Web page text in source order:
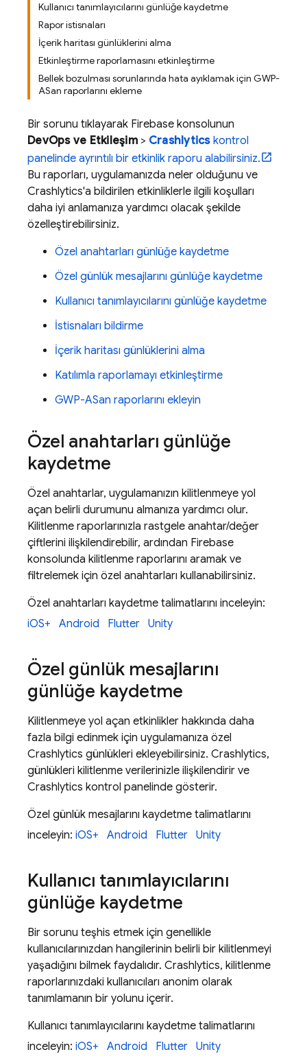
Kullanıcı tanımlayıcılarını günlüğe kaydetme
Rapor istisnaları
İçerik haritası günlüklerini alma
Etkinleştirme raporlamasını etkinleştirme
Bellek bozulması sorunlarında hata ayıklamak için GWP-
ASan raporlarını ekleme
Bir sorunu tıklayarak Firebase konsolunun
DevOps ve Etkileşim> Crashlyticskontrol
panelinde ayrıntılı bir etkinlik raporu alabilirsiniz.
Bu raporları, uygulamanızda neler olduğunu ve
Crashlytics'a bildirilen etkinliklerle ilgili koşulları
daha iyi anlamanıza yardımcı olacak şekilde
özelleştirebilirsiniz.
Özel anahtarları günlüğe kaydetme
Özel günlük mesajlarını günlüğe kaydetme
Kullanıcı tanımlayıcılarını günlüğe kaydetme
İstisnaları bildirme
İçerik haritası günlüklerini alma
Katılımla raporlamayı etkinleştirme
GWP-ASan raporlarını ekleyin
Özel anahtarları günlüğe
kaydetme
Özel anahtarlar, uygulamanızın kilitlenmeye yol
açan belirli durumunu almanıza yardımcı olur.
Kilitlenme raporlarınızla rastgele anahtar/değer
çiftlerini ilişkilendirebilir, ardından Firebase
konsolunda kilitlenme raporlarını aramak ve
filtrelemek için özel anahtarları kullanabilirsiniz.
Özel anahtarları kaydetme talimatlarını inceleyin:
iOS+
Android Flutter Unity
Özel günlük mesajlarını
günlüğe kaydetme
Kilitlenmeye yol açan etkinlikler hakkında daha
fazla bilgi edinmek için uygulamanıza özel
Crashlytics günlükleri ekleyebilirsiniz. Crashlytics,
günlükleri kilitlenme verilerinizle ilişkilendirir ve
Crashlytics kontrol panelinde gösterir.
Özel günlük mesajlarını kaydetme talimatlarını
inceleyin: iOS+ Android Flutter Unity
Kullanıcı tanımlayıcılarını
günlüğe kaydetme
Bir sorunu teşhis etmek için genellikle
kullanıcılarınızdan hangilerinin belirli bir kilitlenmeyi
yaşadığını bilmek faydalıdır. Crashlytics, kilitlenme
raporlarınızdaki kullanıcıları anonim olarak
tanımlamanın bir yolunu içerir.
Kullanıcı tanımlayıcılarını kaydetme talimatlarını
inceleyin: iOS+ Android Flutter Unity